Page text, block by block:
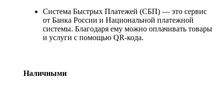
Система Быстрых Платежей (СБП) — это сервис
от Банка России и Национальной платежной
системы. Благодаря ему можно оплачивать товары
и услуги с помощью QR-кода.
Наличными